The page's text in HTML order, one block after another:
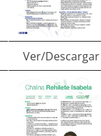
Ver/Descargar